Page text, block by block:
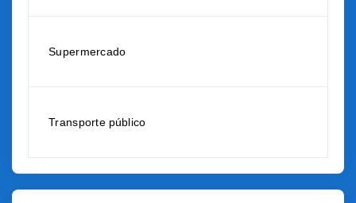
Supermercado
Transporte público